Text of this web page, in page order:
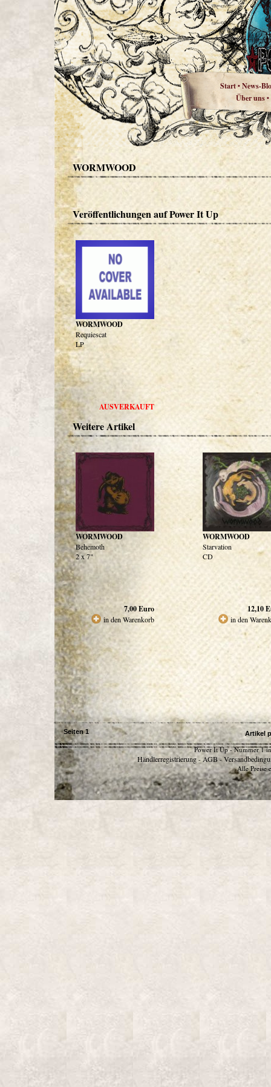
Start•News-
Über uns•
WORMWOOD
Veröffentlichungen auf Power It Up
WORMWOOD
Requiescat
LP
AUSVERKAUFT
Weitere Artikel
WORMWOOD
Behemoth
2 x 7"
7,00Euro
in den Warenkorb
WORMWOOD
Starvation
CD
12,10
in den
Seiten 1 Artikel
Power It Up - Nummer 1
Händlerregistrierung - AGB -
Alle Preise